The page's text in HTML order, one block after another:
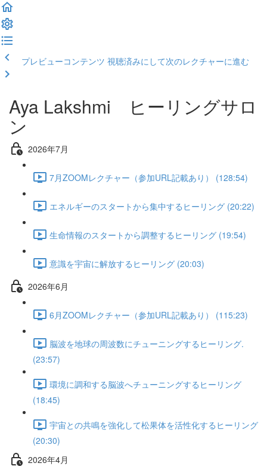
プレビューコンテンツ 視聴済みにして次のレクチャーに進む
Aya Lakshmi ヒーリングサロ
ン
2026年7月
7月ZOOMレクチャー（参加URL記載あり） (128:54)
エネルギーのスタートから集中するヒーリング (20:22)
生命情報のスタートから調整するヒーリング (19:54)
意識を宇宙に解放するヒーリング (20:03)
2026年6月
6月ZOOMレクチャー（参加URL記載あり） (115:23)
脳波を地球の周波数にチューニングするヒーリング.
(23:57)
環境に調和する脳波へチューニングするヒーリング
(18:45)
宇宙との共鳴を強化して松果体を活性化するヒーリング
(20:30)
2026年4月